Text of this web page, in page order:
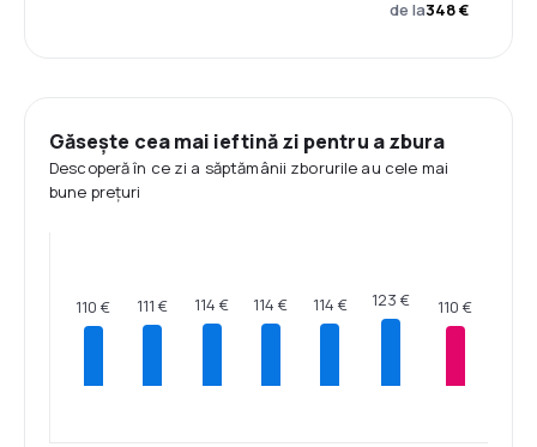
de la348 €
Găsește cea mai ieftină zi pentru a zbura
Descoperă în ce zi a săptămânii zborurile au cele mai
bune prețuri
110 € 111 € 114 € 114 € 114 € 123 € 110 €